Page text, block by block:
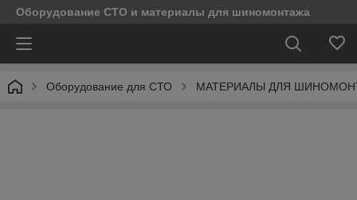
Оборудование СТО и материалы для шиномонтажа
Оборудование для СТО МАТЕРИАЛЫ ДЛЯ